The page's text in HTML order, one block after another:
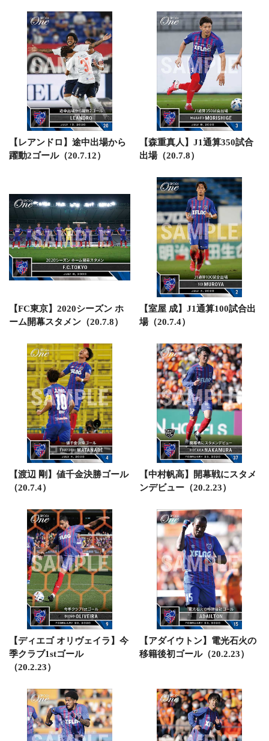
【レアンドロ】途中出場から
躍動2ゴール（20.7.12）
【森重真人】J1通算350試合
出場（20.7.8）
【FC東京】2020シーズン ホ
ーム開幕スタメン（20.7.8）
【室屋 成】J1通算100試合出
場（20.7.4）
【渡辺 剛】値千金決勝ゴール
（20.7.4）
【中村帆高】開幕戦にスタメ
ンデビュー（20.2.23）
【ディエゴ オリヴェイラ】今
季クラブ1stゴール
（20.2.23）
【アダイウトン】電光石火の
移籍後初ゴール（20.2.23）